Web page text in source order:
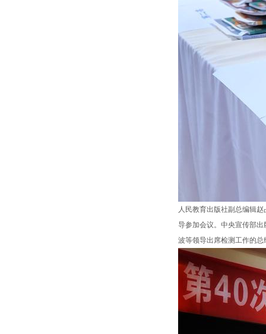
人民教育出版社副总编辑
导参加会议。中央宣传部
波等领导出席检测工作的总